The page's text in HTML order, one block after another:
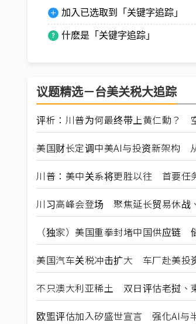
加入已选取到「关键字追踪」
什麽是「关键字追踪」
议题精选－台美关税大追踪
评析：川普为何最终带上黄仁勳？
美国财长定调中美AI与投资新架构
川普：美中关系将更胜以往 首要任
川习高峰会登场 聚焦延长贸易休战
（独家）美国重拳封堵中国供应链
美国汽车关税冲击扩大 车厂赴美投
不只澳大利亚稀土 双日评估老挝、
欧盟评估加入矽盛世宣言 强化AI与